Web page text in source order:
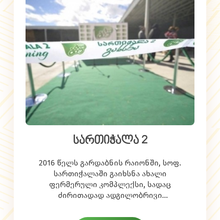
მიერ, რადგან ფრინველის ფარში
მდიდარია ცილებით (17-18%),
ვიტამინებით, მაკრო/მიკრო,
ელემენტებით, ნაკლები ცხიმიანობითა
და კალორიულობით (143 კკალ).
სართიჭალა 2
2016 წელს გარდაბნის რაიონში, სოფ.
სართიჭალაში გაიხსნა ახალი
ფერმერული კომპლექსი, სადაც
ძირითადად ადგილობრივი
წარმოება, რაც საშუალებას გვაძლევს